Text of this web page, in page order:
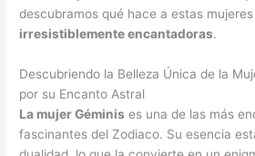
descubramos qué hace a estas
irresistiblemente encantadoras.
Descubriendo la Belleza Única de la
por su Encanto Astral
La mujer Géminis es una de las más
fascinantes del Zodiaco. Su esencia